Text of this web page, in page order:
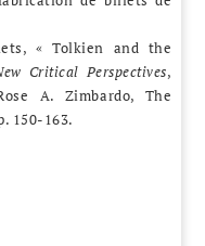
« Tolkien and the
Critical Perspectives,
A. Zimbardo, The
150-163.